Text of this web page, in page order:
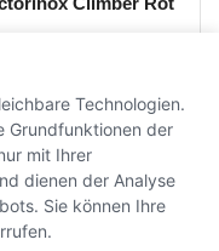
Technologien.
Grundfunktionen der
mit Ihrer
dienen der Analyse
Sie können Ihre